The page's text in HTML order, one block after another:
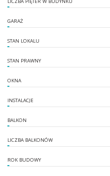
LICZBA PIĘTER W BUDYNKU
GARAŻ
STAN LOKALU
STAN PRAWNY
OKNA
INSTALACJE
BALKON
LICZBA BALKONÓW
ROK BUDOWY